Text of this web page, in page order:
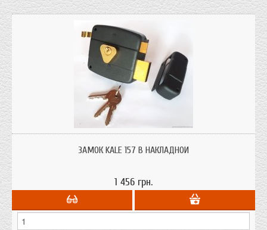
ЗАМОК KALE 157 B НАКЛАДНОЙ
1 456 грн.